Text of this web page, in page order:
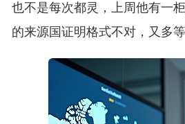
也不是每次都灵，上周他有一
的来源国证明格式不对，又多等